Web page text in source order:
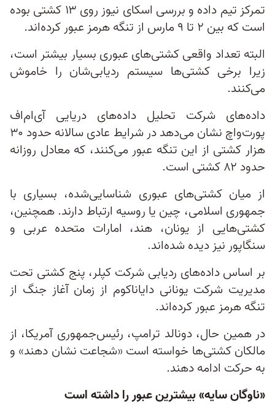
تمرکز تیم داده و بررسی‌ اسکای نیوز روی ۱۳ کشتی بوده
است که بین ۲ تا ۹ مارس از تنگه هرمز عبور کرده‌اند.
البته تعداد واقعی کشتی‌های عبوری بسیار بیشتر است،
زیرا برخی کشتی‌ها سیستم ردیابی‌شان را خاموش
می‌کنند.
داده‌های شرکت تحلیل داده‌های دریایی آی‌ام‌اف
پورت‌واچ نشان می‌دهد در شرایط عادی سالانه حدود ۳۰
هزار کشتی از این تنگه عبور می‌کنند، که معادل روزانه
حدود ۸۲ کشتی است.
از میان کشتی‌های عبوری شناسایی‌شده، بسیاری با
جمهوری اسلامی، چین یا روسیه ارتباط دارند. همچنین،
کشتی‌هایی از یونان، هند، امارات متحده عربی و
سنگاپور نیز دیده شده‌اند.
بر اساس داده‌های ردیابی شرکت کپلر، پنج کشتی تحت
مدیریت شرکت یونانی دایاناکوم از زمان آغاز جنگ از
تنگه هرمز عبور کرده‌اند.
در همین حال، دونالد ترامپ، رئیس‌جمهوری آمریکا، از
مالکان کشتی‌ها خواسته است «شجاعت نشان دهند» و
به حرکت ادامه دهند.
«ناوگان سایه» بیشترین عبور را داشته است